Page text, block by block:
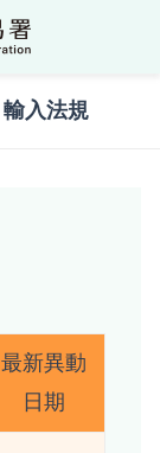
輸入法規
最新異動
日期